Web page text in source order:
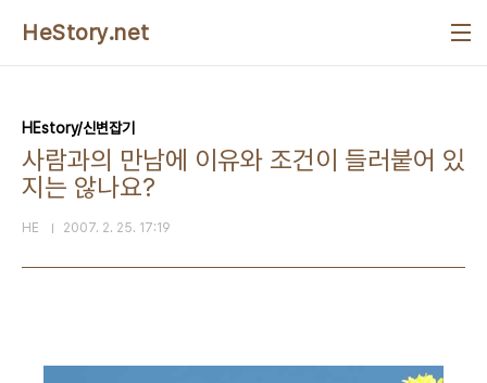
HeStory.net
HEstory/신변잡기
사람과의 만남에 이유와 조건이 들러붙어 있
지는 않나요?
HE 2007. 2. 25. 17:19